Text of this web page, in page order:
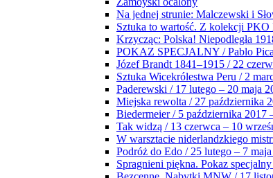
Na jednej strunie: Malczewski i
Sztuka to wartość. Z kolekcji PKO
Krzycząc: Polska! Niepodległa
POKAZ SPECJALNY / Pablo
Józef Brandt 1841–1915 / 22
Sztuka Wicekrólestwa Peru / 2
Paderewski / 17 lutego – 20 maja
Miejska rewolta / 27 października
Biedermeier / 5 października 2017
Tak widzą / 13 czerwca – 10
W warsztacie niderlandzkiego
Podróż do Edo / 25 lutego – 7
Spragnieni piękna. Pokaz